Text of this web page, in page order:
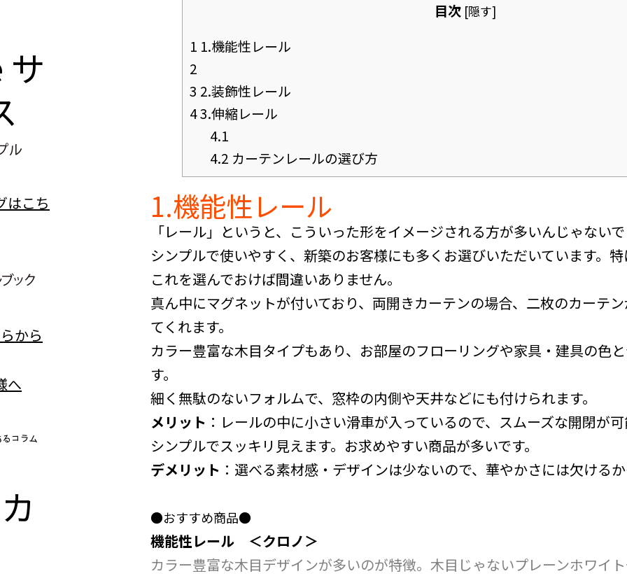
目次 [隠す]
1 1.機能性レール
2
3 2.装飾性レール
43.伸縮レール
4.1
4.2 カーテンレールの選び方
1.機能性レール
「レール」というと、こういった形をイメージされる方が多いんじゃないで
シンプルで使いやすく、新築のお客様にも多くお選びいただいています。特
これを選んでおけば間違いありません。
真ん中にマグネットが付いており、両開きカーテンの場合、二枚のカーテ
てくれます。
カラー豊富な木目タイプもあり、お部屋のフローリングや家具・建具の色
す。
細く無駄のないフォルムで、窓枠の内側や天井などにも付けられます。
メリット ：レールの中に小さい滑車が入っているので、スムーズな開閉が可
シンプルでスッキリ見えます。お求めやすい商品が多いです。
デメリット ：選べる素材感・デザインは少ないので、華やかさには欠けるか
●おすすめ商品●
機能性レール ＜クロノ＞
カラー豊富な木目デザインが多いのが特徴。木目じゃないプレーンホワイ
サ
カ